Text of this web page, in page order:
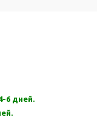
6 дней.